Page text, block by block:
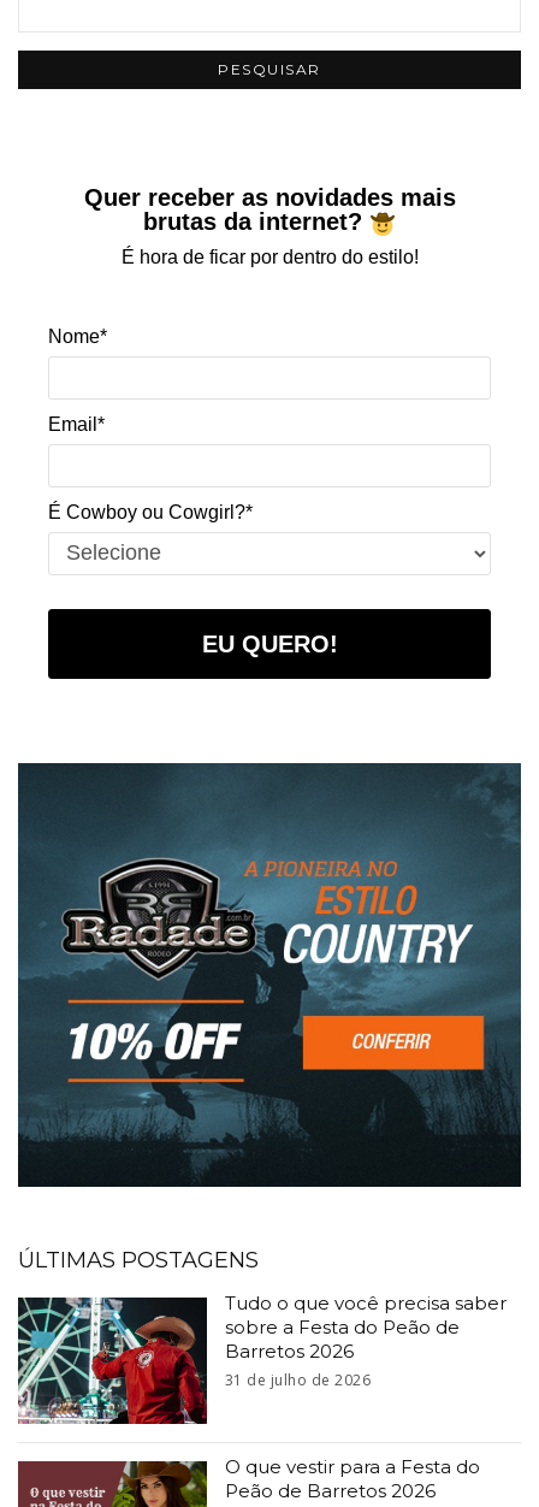
Quer receber as novidades mais
brutas da internet?
É hora de ficar por dentro do estilo!
Nome*
Email*
É Cowboy ou Cowgirl?*
EU QUERO!
ÚLTIMAS POSTAGENS
Tudo o que você precisa saber
sobre a Festa do Peão de
Barretos 2026
31 de julho de 2026
O que vestir para a Festa do
Peão de Barretos 2026